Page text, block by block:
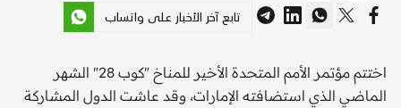
تابع آخر الأخبار على واتساب
اختتم مؤتمر الأمم المتحدة الأخير للمناخ "كوب 28" الشهر
الماضي الذي استضافته الإمارات، وقد عاشت الدول المشاركة